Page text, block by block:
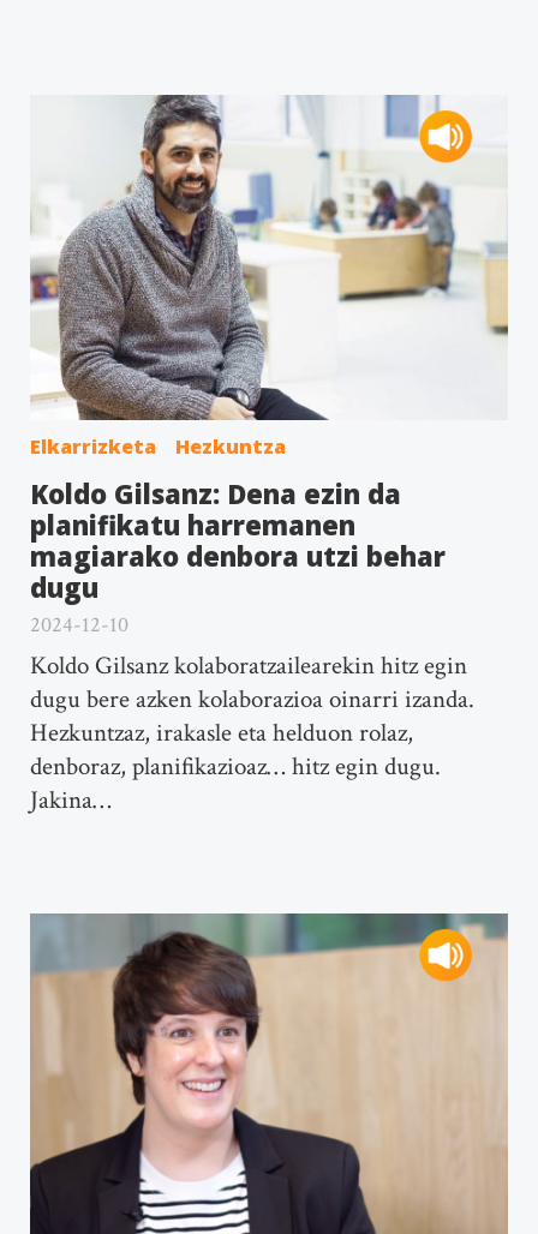
Elkarrizketa Hezkuntza
Koldo Gilsanz: Dena ezin da
planifikatu harremanen
magiarako denbora utzi behar
dugu
2024-12-10
Koldo Gilsanz kolaboratzailearekin hitz egin
dugu bere azken kolaborazioa oinarri izanda.
Hezkuntzaz, irakasle eta helduon rolaz,
denboraz, planifikazioaz… hitz egin dugu.
Jakina…